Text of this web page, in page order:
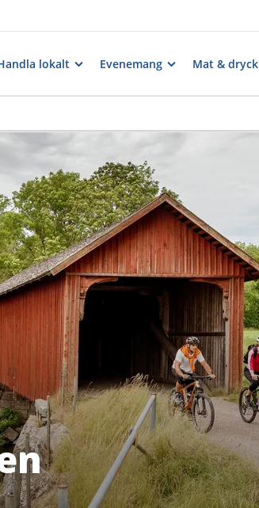
lokalt Evenemang Mat & dryck